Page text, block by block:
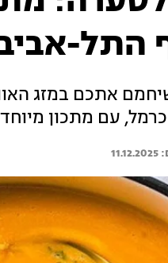
אתכם במזג
עם מתכון
11.12.2025